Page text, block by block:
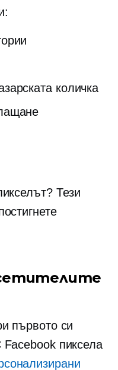
количка
Тези
първото си
пиксела